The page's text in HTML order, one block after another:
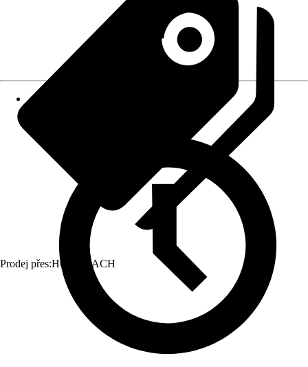
Prodej přes:HORNBACH